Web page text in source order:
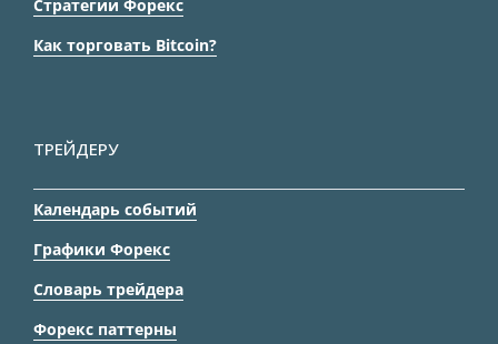
Стратегии Форекс
Как торговать Bitcoin?
ТРЕЙДЕРУ
Календарь событий
Графики Форекс
Словарь трейдера
Форекс паттерны